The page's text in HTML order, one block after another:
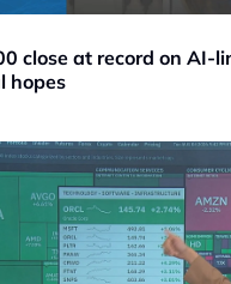
close at record on AI-
hopes